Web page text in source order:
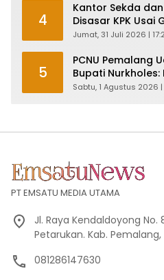
4
Kantor Sekda
Disasar KPK
Pemalang
Jumat, 31 Juli 2026 |
5
PCNU Pemalang
Bupati
Pelayan Rakyat!
Sabtu, 1 Agustus 2026 |
PT EMSATU MEDIA UTAMA
Jl. Raya Kendaldoyong No.
Petarukan. Kab.
081286147630